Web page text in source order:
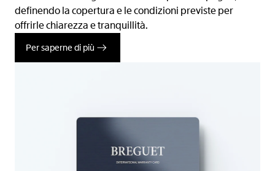
definendo la copertura e le condizioni previste per
offrirle chiarezza e tranquillità.
Per saperne di più